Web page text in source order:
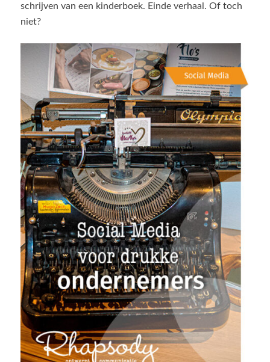
schrijven van een kinderboek. Einde verhaal. Of toch
niet?